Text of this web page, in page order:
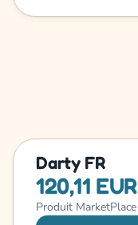
Darty FR
120,11 EUR
Produit MarketPlace